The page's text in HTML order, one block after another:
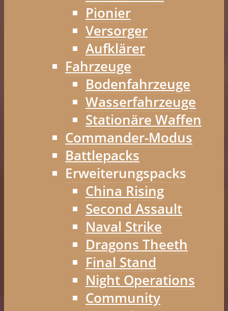
Pionier
Versorger
Aufklärer
Fahrzeuge
Bodenfahrzeuge
Wasserfahrzeuge
Stationäre Waffen
Commander-Modus
Battlepacks
Erweiterungspacks
China Rising
Second Assault
Naval Strike
Dragons Theeth
Final Stand
Night Operations
Community